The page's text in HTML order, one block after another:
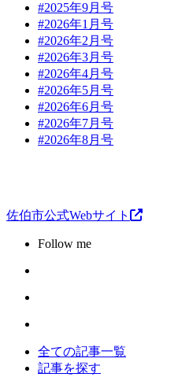
#2025年9月号
#2026年1月号
#2026年2月号
#2026年3月号
#2026年4月号
#2026年5月号
#2026年6月号
#2026年7月号
#2026年8月号
佐伯市公式Webサイト
Follow me
全ての記事一覧
記事を探す